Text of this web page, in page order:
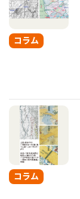
コラム
コラム